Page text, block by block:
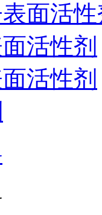
面活
活性剂
活性剂